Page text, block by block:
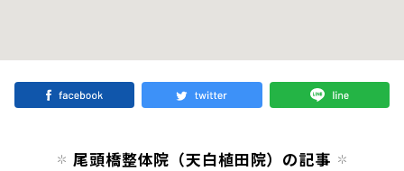
尾頭橋整体院（天白植田院）の記事